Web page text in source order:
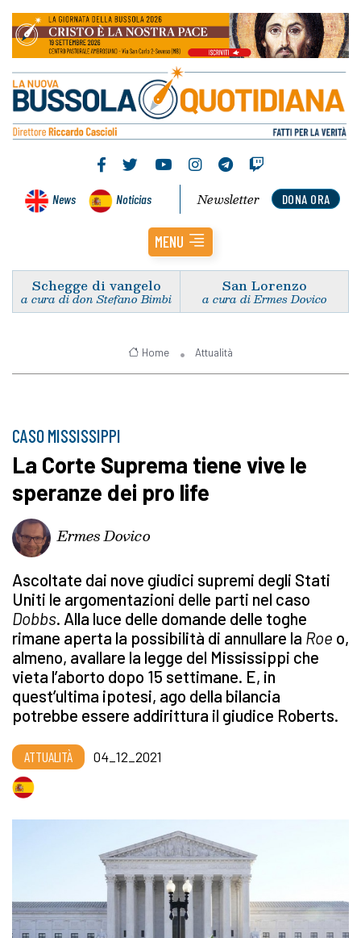
News Noticias DONA ORA
Newsletter
MENU
Schegge di vangelo
a cura di don Stefano Bimbi
San Lorenzo
a cura di Ermes Dovico
Home Attualità
CASO MISSISSIPPI
La Corte Suprema tiene vive le
speranze dei pro life
Ermes Dovico
Ascoltate dai nove giudici supremi degli Stati
Uniti le argomentazioni delle parti nel caso
Dobbs. Alla luce delle domande delle toghe
rimane aperta la possibilità di annullare la Roe o,
almeno, avallare la legge del Mississippi che
vieta l’aborto dopo 15 settimane. E, in
quest’ultima ipotesi, ago della bilancia
potrebbe essere addirittura il giudice Roberts.
ATTUALITÀ 04_12_2021